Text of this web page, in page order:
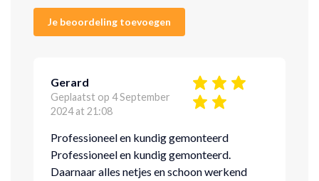
Je beoordeling toevoegen
Gerard
Geplaatst op 4 September
2024 at 21:08
Professioneel en kundig gemonteerd
Professioneel en kundig gemonteerd.
Daarnaar alles netjes en schoon werkend